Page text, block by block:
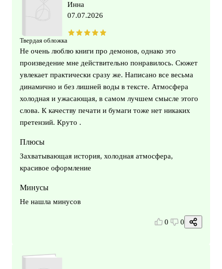
Твердая обложка
Инна
07.07.2026
Не очень люблю книги про демонов, однако это
произведение мне действительно понравилось. Сюжет
увлекает практически сразу же. Написано все весьма
динамично и без лишней воды в тексте. Атмосфера
холодная и ужасающая, в самом лучшем смысле этого
слова. К качеству печати и бумаги тоже нет никаких
претензий. Круто .
Плюсы
Захватывающая история, холодная атмосфера,
красивое оформление
Минусы
Не нашла минусов
0 0